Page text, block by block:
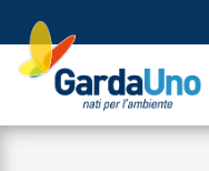
Gardauno
Spa